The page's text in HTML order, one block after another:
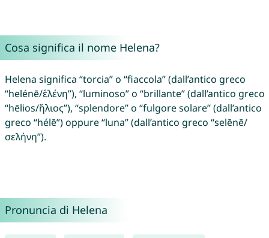
Cosa significa il nome Helena?
Helena significa “torcia” o “fiaccola” (dall’antico greco
“helénē/ἑλένη”), “luminoso” o “brillante” (dall’antico greco
“hēlios/ἥλιος”), “splendore” o “fulgore solare” (dall’antico
greco “hélē”) oppure “luna” (dall’antico greco “selēnē/
σελήνη”).
Pronuncia di Helena